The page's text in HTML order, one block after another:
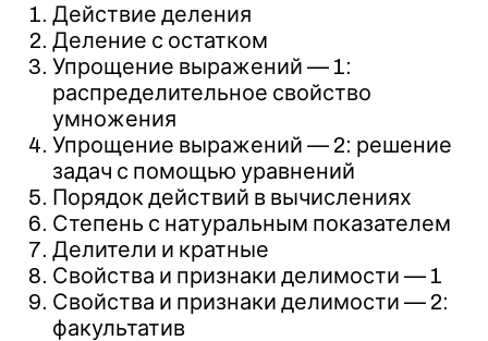
Действие деления
Деление с остатком
Упрощение выражений — 1:
распределительное свойство
умножения
Упрощение выражений — 2: решение
задач с помощью уравнений
Порядок действий в вычислениях
Степень с натуральным показателем
Делители и кратные
Свойства и признаки делимости — 1
Свойства и признаки делимости — 2:
факультатив